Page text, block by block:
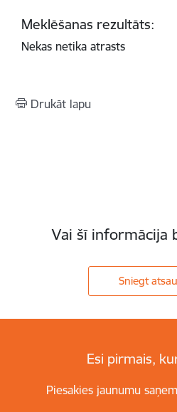
Meklēšanas rezultāts:
Nekas netika atrasts
Drukāt lapu
Vai šī informācija
Sniegt
Esi pirmais,
Piesakies jaunumu